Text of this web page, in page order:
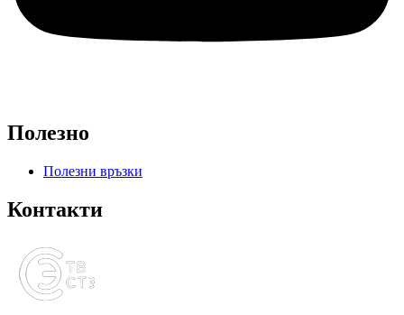
Полезно
Полезни връзки
Контакти